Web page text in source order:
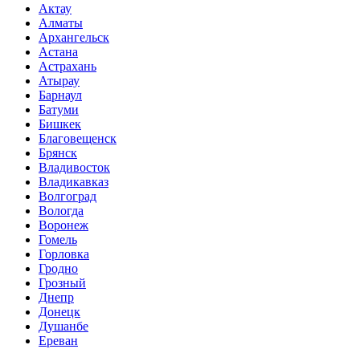
Актау
Алматы
Архангельск
Астана
Астрахань
Атырау
Барнаул
Батуми
Бишкек
Благовещенск
Брянск
Владивосток
Владикавказ
Волгоград
Вологда
Воронеж
Гомель
Горловка
Гродно
Грозный
Днепр
Донецк
Душанбе
Ереван